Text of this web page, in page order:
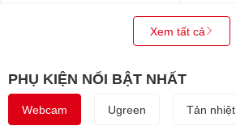
Xem tất cả
PHỤ KIỆN NỔI BẬT NHẤT
Webcam Ugreen Tản nhiệt